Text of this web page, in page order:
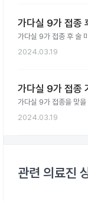
가다실 9가 접종
가다실 9가 접종 후 술
2024.03.19
가다실 9가 접종
가다실 9가 접종을 맞
2024.03.19
관련 의료진